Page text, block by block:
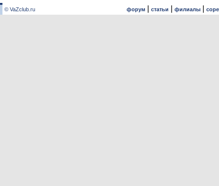
© VaZclub.ru форум| статьи филиалы|